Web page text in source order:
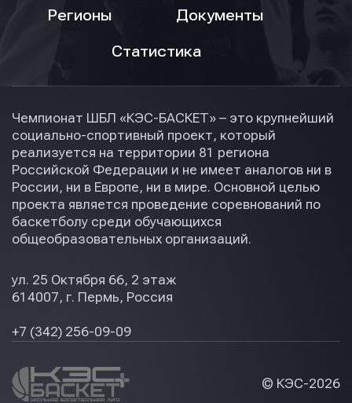
Регионы
Документы
Статистика
Чемпионат ШБЛ «КЭС-БАСКЕТ» – это крупнейший
социально-спортивный проект, который
реализуется на территории 81 региона
Российской Федерации и не имеет аналогов ни в
России, ни в Европе, ни в мире. Основной целью
проекта является проведение соревнований по
баскетболу среди обучающихся
общеобразовательных организаций.
ул. 25 Октября 66, 2 этаж
614007, г. Пермь, Россия
+7 (342) 256-09-09
© КЭС-2026